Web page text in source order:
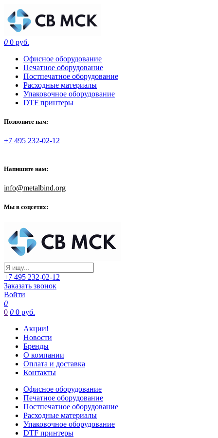
0 0 руб.
Офисное оборудование
Печатное оборудование
Постпечатное оборудование
Расходные материалы
Упаковочное оборудование
DTF принтеры
Позвоните нам:
+7 495 232-02-12
Напишите нам:
info@metalbind.org
Мы в соцсетях:
+7 495 232-02-12
Заказать звонок
Войти
0
0 0 0 руб.
Акции!
Новости
Бренды
О компании
Оплата и доставка
Контакты
Офисное оборудование
Печатное оборудование
Постпечатное оборудование
Расходные материалы
Упаковочное оборудование
DTF принтеры